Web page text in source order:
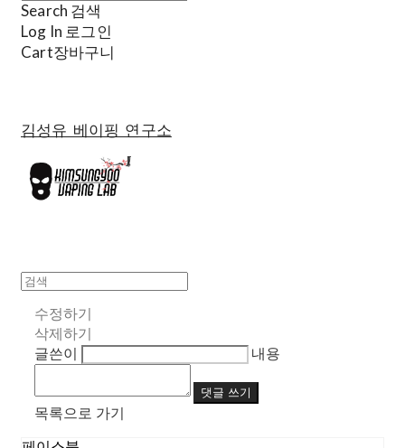
Search 검색
Log In 로그인
Cart장바구니
김성유 베이핑 연구소
수정하기
삭제하기
글쓴이
내용
댓글 쓰기
목록으로 가기